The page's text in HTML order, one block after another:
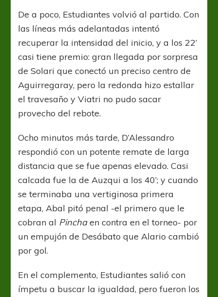
De a poco, Estudiantes volvió al partido. Con
las líneas más adelantadas intentó
recuperar la intensidad del inicio, y a los 22’
casi tiene premio: gran llegada por sorpresa
de Solari que conectó un preciso centro de
Aguirregaray, pero la redonda hizo estallar
el travesaño y Viatri no pudo sacar
provecho del rebote.
Ocho minutos más tarde, D’Alessandro
respondió con un potente remate de larga
distancia que se fue apenas elevado. Casi
calcada fue la de Auzqui a los 40’; y cuando
se terminaba una vertiginosa primera
etapa, Abal pitó penal -el primero que le
cobran al Pinchaen contra en el torneo- por
un empujón de Desábato que Alario cambió
por gol.
En el complemento, Estudiantes salió con
ímpetu a buscar la igualdad, pero fueron los